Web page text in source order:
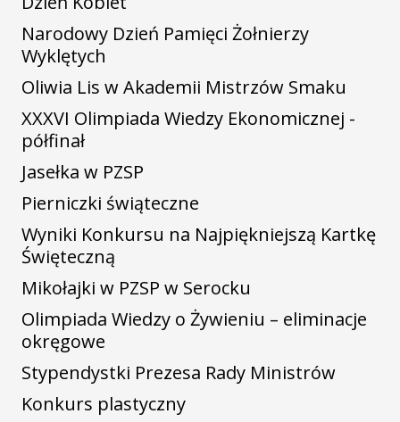
Narodowy Dzień Pamięci Żołnierzy
Wyklętych
Oliwia Lis w Akademii Mistrzów Smaku
XXXVI Olimpiada Wiedzy Ekonomicznej -
półfinał
Jasełka w PZSP
Pierniczki świąteczne
Wyniki Konkursu na Najpiękniejszą Kartkę
Święteczną
Mikołajki w PZSP w Serocku
Olimpiada Wiedzy o Żywieniu – eliminacje
okręgowe
Stypendystki Prezesa Rady Ministrów
Konkurs plastyczny